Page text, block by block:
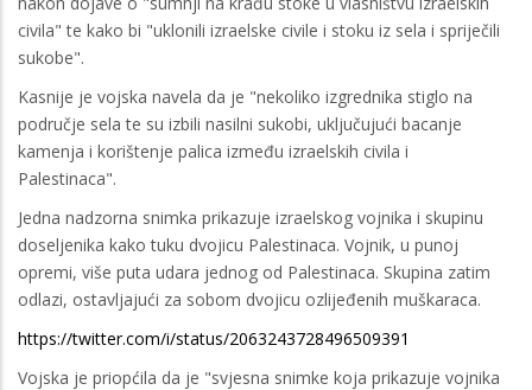
civila" te kako bi "uklonili izraelske civile i stoku iz sela i spriječili
sukobe".
Kasnije je vojska navela da je "nekoliko izgrednika stiglo na
područje sela te su izbili nasilni sukobi, uključujući bacanje
kamenja i korištenje palica između izraelskih civila i
Palestinaca".
Jedna nadzorna snimka prikazuje izraelskog vojnika i skupinu
doseljenika kako tuku dvojicu Palestinaca. Vojnik, u punoj
opremi, više puta udara jednog od Palestinaca. Skupina zatim
odlazi, ostavljajući za sobom dvojicu ozlijeđenih muškaraca.
https://twitter.com/i/status/2063243728496509391
Vojska je priopćila da je "svjesna snimke koja prikazuje vojnika